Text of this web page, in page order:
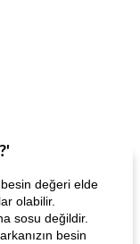
değeri elde
olabilir.
sosu değildir.
besin